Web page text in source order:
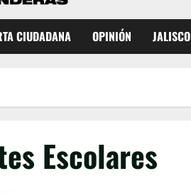
CIUDADANA OPINIÓN JALISCO
Escolares